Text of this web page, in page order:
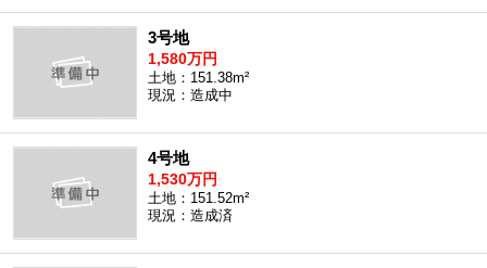
3号地
1,580万円
土地：151.38m²
現況：造成中
4号地
1,530万円
土地：151.52m²
現況：造成済